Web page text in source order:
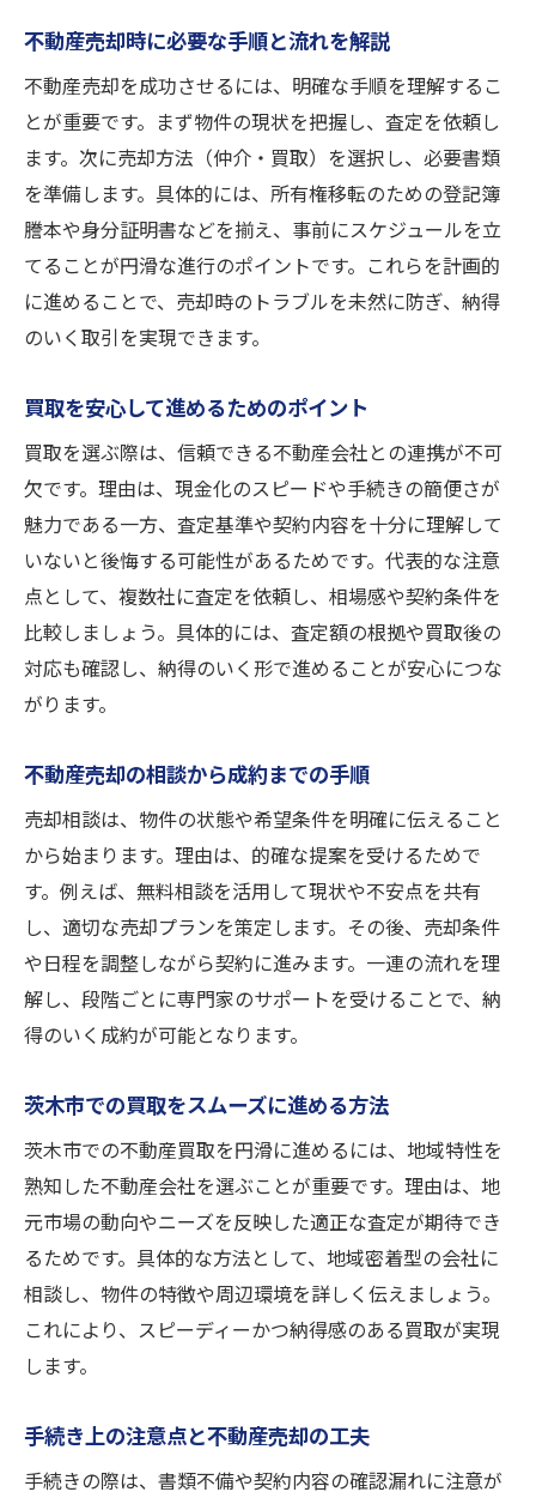
不動産売却時に必要な手順と流れを解説
不動産売却を成功させるには、明確な手順を理解するこ
とが重要です。まず物件の現状を把握し、査定を依頼し
ます。次に売却方法（仲介・買取）を選択し、必要書類
を準備します。具体的には、所有権移転のための登記簿
謄本や身分証明書などを揃え、事前にスケジュールを立
てることが円滑な進行のポイントです。これらを計画的
に進めることで、売却時のトラブルを未然に防ぎ、納得
のいく取引を実現できます。
買取を安心して進めるためのポイント
買取を選ぶ際は、信頼できる不動産会社との連携が不可
欠です。理由は、現金化のスピードや手続きの簡便さが
魅力である一方、査定基準や契約内容を十分に理解して
いないと後悔する可能性があるためです。代表的な注意
点として、複数社に査定を依頼し、相場感や契約条件を
比較しましょう。具体的には、査定額の根拠や買取後の
対応も確認し、納得のいく形で進めることが安心につな
がります。
不動産売却の相談から成約までの手順
売却相談は、物件の状態や希望条件を明確に伝えること
から始まります。理由は、的確な提案を受けるためで
す。例えば、無料相談を活用して現状や不安点を共有
し、適切な売却プランを策定します。その後、売却条件
や日程を調整しながら契約に進みます。一連の流れを理
解し、段階ごとに専門家のサポートを受けることで、納
得のいく成約が可能となります。
茨木市での買取をスムーズに進める方法
茨木市での不動産買取を円滑に進めるには、地域特性を
熟知した不動産会社を選ぶことが重要です。理由は、地
元市場の動向やニーズを反映した適正な査定が期待でき
るためです。具体的な方法として、地域密着型の会社に
相談し、物件の特徴や周辺環境を詳しく伝えましょう。
これにより、スピーディーかつ納得感のある買取が実現
します。
手続き上の注意点と不動産売却の工夫
手続きの際は、書類不備や契約内容の確認漏れに注意が